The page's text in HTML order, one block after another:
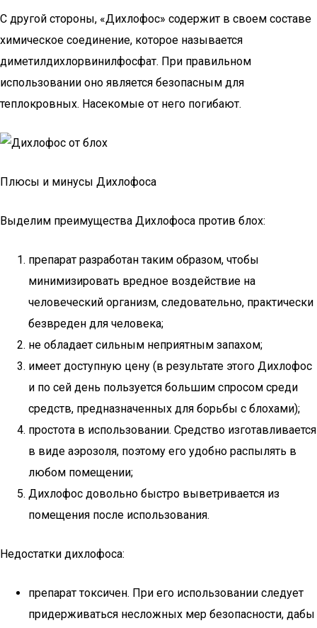
С другой стороны, «Дихлофос» содержит в своем составе
химическое соединение, которое называется
диметилдихлорвинилфосфат. При правильном
использовании оно является безопасным для
теплокровных. Насекомые от него погибают.
Плюсы и минусы Дихлофоса
Выделим преимущества Дихлофоса против блох:
препарат разработан таким образом, чтобы
минимизировать вредное воздействие на
человеческий организм, следовательно, практически
безвреден для человека;
не обладает сильным неприятным запахом;
имеет доступную цену (в результате этого Дихлофос
и по сей день пользуется большим спросом среди
средств, предназначенных для борьбы с блохами);
простота в использовании. Средство изготавливается
в виде аэрозоля, поэтому его удобно распылять в
любом помещении;
Дихлофос довольно быстро выветривается из
помещения после использования.
Недостатки дихлофоса:
препарат токсичен. При его использовании следует
придерживаться несложных мер безопасности, дабы